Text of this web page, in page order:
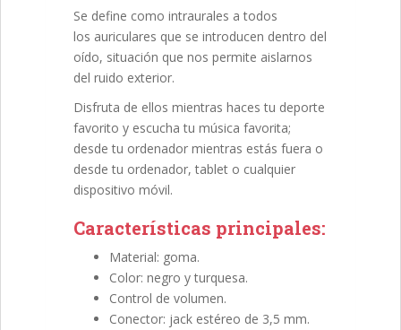
Se define como intraurales a todos
los auriculares que se introducen dentro del
oído, situación que nos permite aislarnos
del ruido exterior.
Disfruta de ellos mientras haces tu deporte
favorito y escucha tu música favorita;
desde tu ordenador mientras estás fuera o
desde tu ordenador, tablet o cualquier
dispositivo móvil.
Características principales:
Material: goma.
Color: negro y turquesa.
Control de volumen.
Conector: jack estéreo de 3,5 mm.